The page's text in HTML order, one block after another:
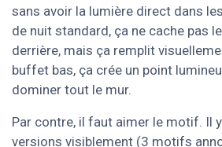
sans avoir la lumière direct dans
de nuit standard, ça ne cache pas
derrière, mais ça remplit
buffet bas, ça crée un point
dominer tout le mur.
Par contre, il faut aimer le motif. Il
versions visiblement (3 motifs